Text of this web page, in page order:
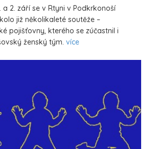
a 2. září se v Rtyni v Podkrkonoší
již několikaleté soutěže –
pojišťovny, kterého se zúčastnil i
ženský tým. více